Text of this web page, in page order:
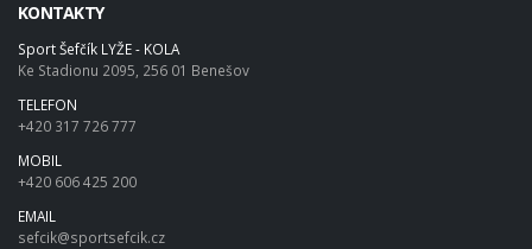
KONTAKTY
Sport Šefčík LYŽE - KOLA
Ke Stadionu 2095, 256 01 Benešov
TELEFON
+420 317 726 777
MOBIL
+420 606 425 200
EMAIL
sefcik@sportsefcik.cz